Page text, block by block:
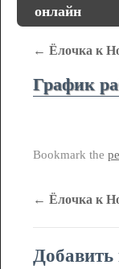
онлайн
← Ёлочка к
График
Bookmark the
← Ёлочка к